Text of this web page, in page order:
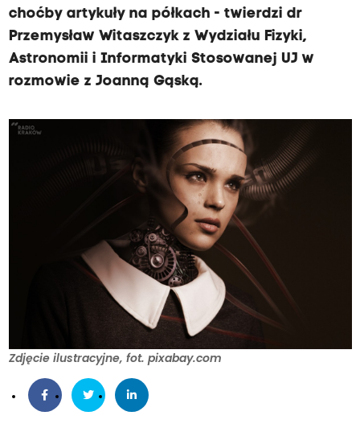
choćby artykuły na półkach - twierdzi dr
Przemysław Witaszczyk z Wydziału Fizyki,
Astronomii i Informatyki Stosowanej UJ w
rozmowie z Joanną Gąską.
Zdjęcie ilustracyjne, fot. pixabay.com